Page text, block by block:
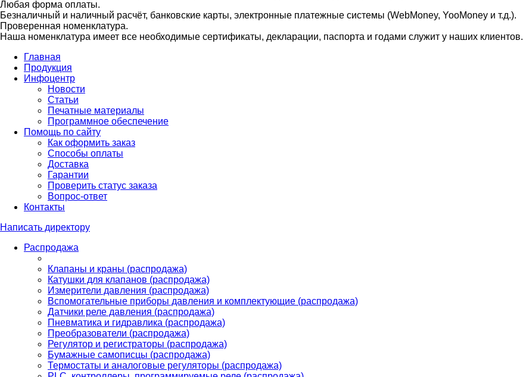
Любая форма оплаты.
Безналичный и наличный расчёт, банковские карты, электронные платежные системы (WebMoney, YooMoney и т.д.).
Проверенная номенклатура.
Наша номенклатура имеет все необходимые сертификаты, декларации, паспорта и годами служит у наших клиентов.
Главная
Продукция
Инфоцентр
Новости
Статьи
Печатные материалы
Программное обеспечение
Помощь по сайту
Как оформить заказ
Способы оплаты
Доставка
Гарантии
Проверить статус заказа
Вопрос-ответ
Контакты
Написать директору
Распродажа
Клапаны и краны (распродажа)
Катушки для клапанов (распродажа)
Измерители давления (распродажа)
Вспомогательные приборы давления и комплектующие (распродажа)
Датчики реле давления (распродажа)
Пневматика и гидравлика (распродажа)
Преобразователи (распродажа)
Регулятор и регистраторы (распродажа)
Бумажные самописцы (распродажа)
Термостаты и аналоговые регуляторы (распродажа)